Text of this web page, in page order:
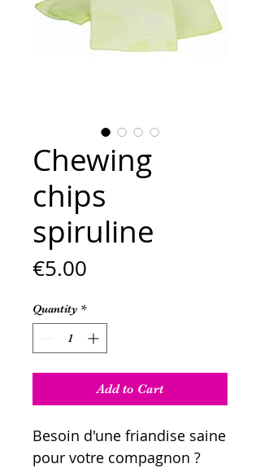
Chewing
chips
spiruline
€5.00
Quantity *
Add to Cart
Besoin d'une friandise saine
pour votre compagnon ?